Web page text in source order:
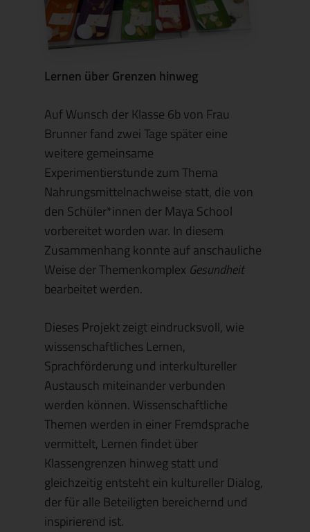
Lernen über Grenzen hinweg
Auf Wunsch der Klasse 6b von Frau
Brunner fand zwei Tage später eine
weitere gemeinsame
Experimentierstunde zum Thema
Nahrungsmittelnachweise statt, die von
den Schüler*innen der Maya School
vorbereitet worden war. In diesem
Zusammenhang konnte auf anschauliche
Weise der Themenkomplex Gesundheit
bearbeitet werden.
Dieses Projekt zeigt eindrucksvoll, wie
wissenschaftliches Lernen,
Sprachförderung und interkultureller
Austausch miteinander verbunden
werden können. Wissenschaftliche
Themen werden in einer Fremdsprache
vermittelt, Lernen findet über
Klassengrenzen hinweg statt und
gleichzeitig entsteht ein kultureller Dialog,
der für alle Beteiligten bereichernd und
inspirierend ist.